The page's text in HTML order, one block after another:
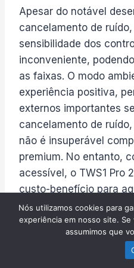
Apesar do notável
cancelamento de
sensibilidade dos
inconveniente,
as faixas. O modo
experiência positiva,
externos importantes
cancelamento de
não é insuperável
premium. No entanto,
acessível, o TWS1 Pro
custo-benefício para
qualidade sonora sem
Nós utilizamos cookies para
experiência em nosso site.
assumimos que